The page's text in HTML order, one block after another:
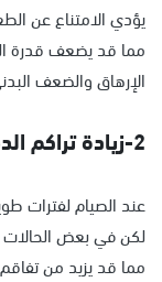
يؤدي الامتناع عن
مما قد يضعف قدرة
الإرهاق والضعف
2-زيادة تراكم الدهون في الكبد
عند الصيام لفترات
لكن في بعض الحالات
مما قد يزيد من